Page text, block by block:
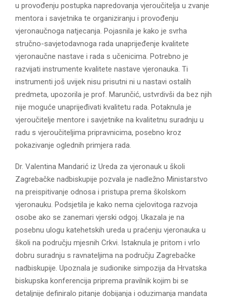
u provođenju postupka napredovanja vjeroučitelja u zvanje
mentora i savjetnika te organiziranju i provođenju
vjeronaučnoga natjecanja. Pojasnila je kako je svrha
stručno-savjetodavnoga rada unaprijeđenje kvalitete
vjeronaučne nastave i rada s učenicima. Potrebno je
razvijati instrumente kvalitete nastave vjeronauka. Ti
instrumenti još uvijek nisu prisutni ni u nastavi ostalih
predmeta, upozorila je prof. Marunčić, ustvrdivši da bez njih
nije moguće unaprijeđivati kvalitetu rada. Potaknula je
vjeroučitelje mentore i savjetnike na kvalitetnu suradnju u
radu s vjeroučiteljima pripravnicima, posebno kroz
pokazivanje oglednih primjera rada.
Dr. Valentina Mandarić iz Ureda za vjeronauk u školi
Zagrebačke nadbiskupije pozvala je nadležno Ministarstvo
na preispitivanje odnosa i pristupa prema školskom
vjeronauku. Podsjetila je kako nema cjelovitoga razvoja
osobe ako se zanemari vjerski odgoj. Ukazala je na
posebnu ulogu katehetskih ureda u praćenju vjeronauka u
školi na području mjesnih Crkvi. Istaknula je pritom i vrlo
dobru suradnju s ravnateljima na području Zagrebačke
nadbiskupije. Upoznala je sudionike simpozija da Hrvatska
biskupska konferencija priprema pravilnik kojim bi se
detaljnije definiralo pitanje dobijanja i oduzimanja mandata